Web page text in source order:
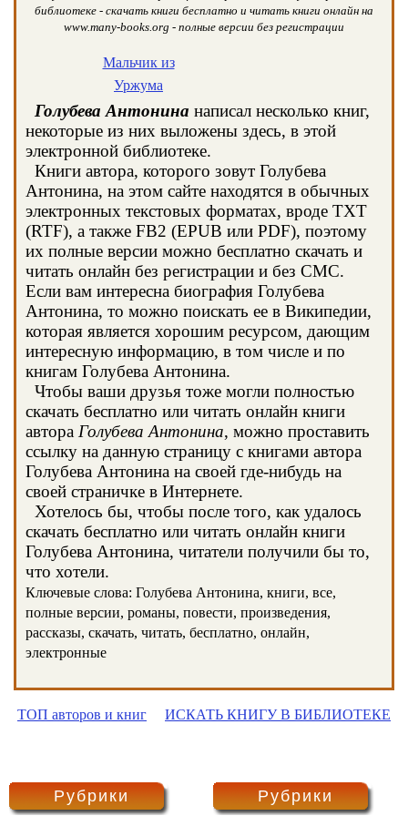
библиотеке - скачать книги бесплатно и читать книги онлайн на
www.many-books.org - полные версии без регистрации
Мальчик из
Уржума
Голубева Антонина написал несколько книг,
некоторые из них выложены здесь, в этой
электронной библиотеке.
Книги автора, которого зовут Голубева
Антонина, на этом сайте находятся в обычных
электронных текстовых форматах, вроде TXT
(RTF), а также FB2 (EPUB или PDF), поэтому
их полные версии можно бесплатно скачать и
читать онлайн без регистрации и без СМС.
Если вам интересна биография Голубева
Антонина, то можно поискать ее в Википедии,
которая является хорошим ресурсом, дающим
интересную информацию, в том числе и по
книгам Голубева Антонина.
Чтобы ваши друзья тоже могли полностью
скачать бесплатно или читать онлайн книги
автора Голубева Антонина, можно проставить
ссылку на данную страницу с книгами автора
Голубева Антонина на своей где-нибудь на
своей страничке в Интернете.
Хотелось бы, чтобы после того, как удалось
скачать бесплатно или читать онлайн книги
Голубева Антонина, читатели получили бы то,
что хотели.
Ключевые слова: Голубева Антонина, книги, все,
полные версии, романы, повести, произведения,
рассказы, скачать, читать, бесплатно, онлайн,
электронные
ТОП авторов и книг ИСКАТЬ КНИГУ В БИБЛИОТЕКЕ
Рубрики Рубрики